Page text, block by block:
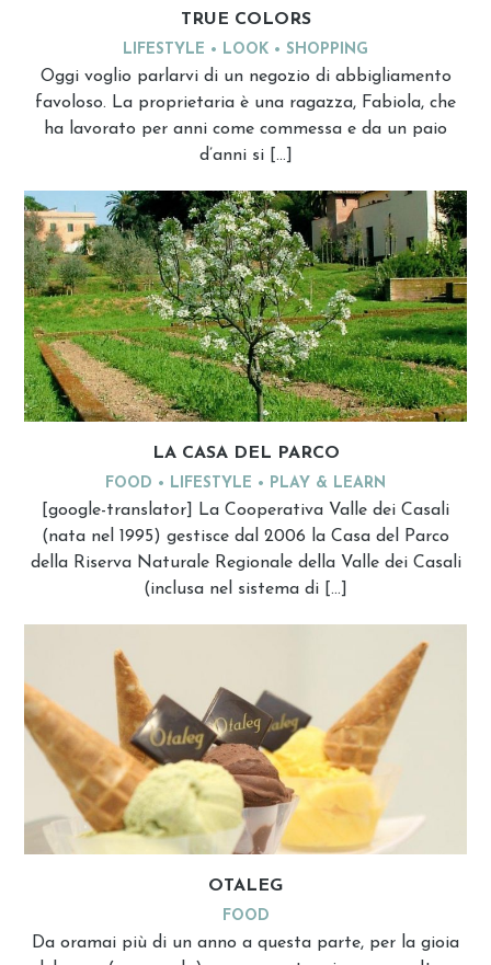
TRUE COLORS
LIFESTYLE LOOK SHOPPING
Oggi voglio parlarvi di un negozio di abbigliamento
favoloso. La proprietaria è una ragazza, Fabiola, che
ha lavorato per anni come commessa e da un paio
d’anni si […]
LA CASA DEL PARCO
FOOD LIFESTYLE PLAY & LEARN
[google-translator] La Cooperativa Valle dei Casali
(nata nel 1995) gestisce dal 2006 la Casa del Parco
della Riserva Naturale Regionale della Valle dei Casali
(inclusa nel sistema di […]
OTALEG
FOOD
Da oramai più di un anno a questa parte, per la gioia